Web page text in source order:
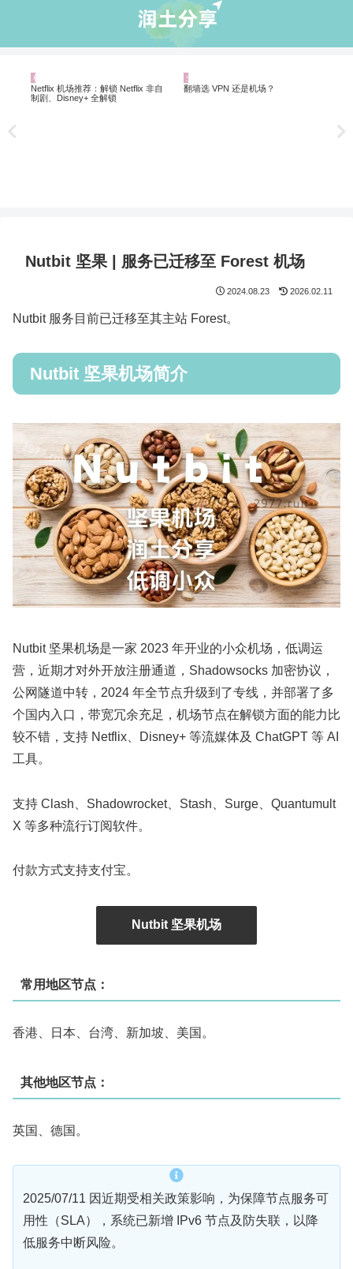
机场推荐 业界资讯
Nutbit 坚果 | 服务已迁移至 Forest 机场
2024.08.23 2026.02.11
Nutbit 服务目前已迁移至其主站 Forest。
Nutbit 坚果机场简介
Nutbit 坚果机场是一家 2023 年开业的小众机场，低调运
营，近期才对外开放注册通道，Shadowsocks 加密协议，
公网隧道中转，2024 年全节点升级到了专线，并部署了多
个国内入口，带宽冗余充足，机场节点在解锁方面的能力比
较不错，支持 Netflix、Disney+ 等流媒体及 ChatGPT 等 AI
工具。
支持 Clash、Shadowrocket、Stash、Surge、Quantumult
X 等多种流行订阅软件。
付款方式支持支付宝。
Nutbit 坚果机场
常用地区节点：
香港、日本、台湾、新加坡、美国。
其他地区节点：
英国、德国。
2025/07/11 因近期受相关政策影响，为保障节点服务可
用性（SLA），系统已新增 IPv6 节点及防失联，以降
低服务中断风险。